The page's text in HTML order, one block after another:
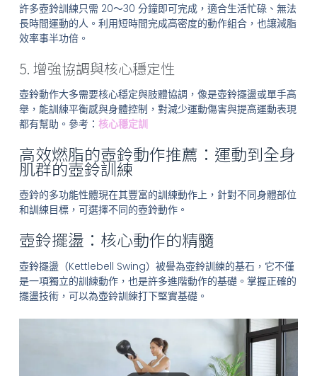
許多壺鈴訓練只需 20～30 分鐘即可完成，適合生活忙碌、無法
長時間運動的人。利用短時間完成高密度的動作組合，也讓減脂
效率事半功倍。
5. 增強協調與核心穩定性
壺鈴動作大多需要核心穩定與肢體協調，像是壺鈴擺盪或單手高
舉，能訓練平衡感與身體控制，對減少運動傷害與提高運動表現
都有幫助。參考： 核心穩定訓
高效燃脂的壺鈴動作推薦：運動到全身
肌群的壺鈴訓練
壺鈴的多功能性體現在其豐富的訓練動作上，針對不同身體部位
和訓練目標，可選擇不同的壺鈴動作。
壺鈴擺盪：核心動作的精髓
壺鈴擺盪（Kettlebell Swing）被譽為壺鈴訓練的基石，它不僅
是一項獨立的訓練動作，也是許多進階動作的基礎。掌握正確的
擺盪技術，可以為壺鈴訓練打下堅實基礎。